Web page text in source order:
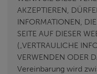
AKZEPTIEREN,
INFORMATIONEN,
SEITE AUF DIESER
(„VERTRAULICHE
VERWENDEN ODER
Vereinbarung wird